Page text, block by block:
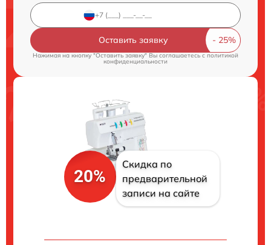
Оставить заявку
Нажимая на кнопку "Оставить заявку" Вы соглашаетесь cполитикой
конфиденциальности
20%
Скидка по
предварительной
записи на сайте